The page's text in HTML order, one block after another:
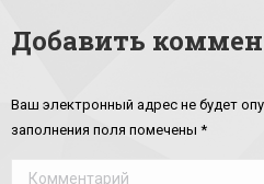
Добавить
Ваш электронный адрес не будет
заполнения поля помечены *
Комментарий